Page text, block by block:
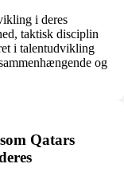
i deres
taktisk disciplin
i talentudvikling
og
Qatars